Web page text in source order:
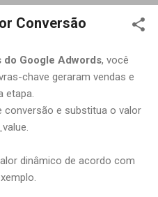
Conversão
Google Adwords, você
chave geraram vendas e
etapa.
conversão e substitua o valor
dinâmico de acordo com